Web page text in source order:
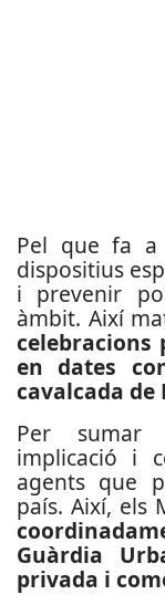
Pel que fa a
dispositius
i prevenir
àmbit. Així
celebracions
en dates
cavalcada de
Per sumar
implicació i
agents que
país. Així, els
Guàrdia
privada i